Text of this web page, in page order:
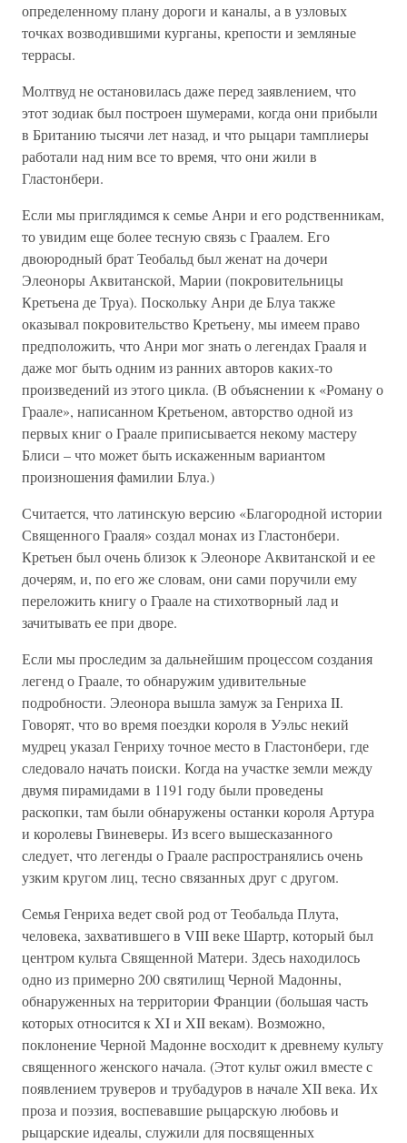
определенному плану дороги и каналы, а в узловых
точках возводившими курганы, крепости и земляные
террасы.
Молтвуд не остановилась даже перед заявлением, что
этот зодиак был построен шумерами, когда они прибыли
в Британию тысячи лет назад, и что рыцари тамплиеры
работали над ним все то время, что они жили в
Гластонбери.
Если мы приглядимся к семье Анри и его родственникам,
то увидим еще более тесную связь с Граалем. Его
двоюродный брат Теобальд был женат на дочери
Элеоноры Аквитанской, Марии (покровительницы
Кретьена де Труа). Поскольку Анри де Блуа также
оказывал покровительство Кретьену, мы имеем право
предположить, что Анри мог знать о легендах Грааля и
даже мог быть одним из ранних авторов каких-то
произведений из этого цикла. (В объяснении к «Роману о
Граале», написанном Кретьеном, авторство одной из
первых книг о Граале приписывается некому мастеру
Блиси – что может быть искаженным вариантом
произношения фамилии Блуа.)
Считается, что латинскую версию «Благородной истории
Священного Грааля» создал монах из Гластонбери.
Кретьен был очень близок к Элеоноре Аквитанской и ее
дочерям, и, по его же словам, они сами поручили ему
переложить книгу о Граале на стихотворный лад и
зачитывать ее при дворе.
Если мы проследим за дальнейшим процессом создания
легенд о Граале, то обнаружим удивительные
подробности. Элеонора вышла замуж за Генриха II.
Говорят, что во время поездки короля в Уэльс некий
мудрец указал Генриху точное место в Гластонбери, где
следовало начать поиски. Когда на участке земли между
двумя пирамидами в 1191 году были проведены
раскопки, там были обнаружены останки короля Артура
и королевы Гвиневеры. Из всего вышесказанного
следует, что легенды о Граале распространялись очень
узким кругом лиц, тесно связанных друг с другом.
Семья Генриха ведет свой род от Теобальда Плута,
человека, захватившего в VIII веке Шартр, который был
центром культа Священной Матери. Здесь находилось
одно из примерно 200 святилищ Черной Мадонны,
обнаруженных на территории Франции (большая часть
которых относится к XI и XII векам). Возможно,
поклонение Черной Мадонне восходит к древнему культу
священного женского начала. (Этот культ ожил вместе с
появлением труверов и трубадуров в начале XII века. Их
проза и поэзия, воспевавшие рыцарскую любовь и
рыцарские идеалы, служили для посвященных